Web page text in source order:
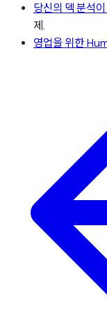
당신의 덱 분석
제.
영업을 위한